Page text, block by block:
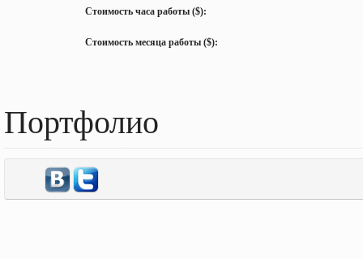
Стоимость часа работы ($):
Стоимость месяца работы ($):
Портфолио